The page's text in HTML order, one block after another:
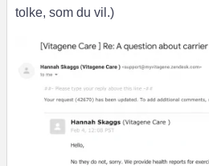
tolke, som du vil.)